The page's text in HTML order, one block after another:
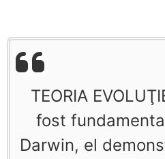
TEORIA
fost
Darwin, el